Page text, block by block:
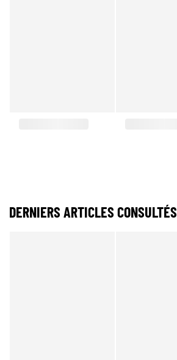
DERNIERS ARTICLES CONSULTÉS